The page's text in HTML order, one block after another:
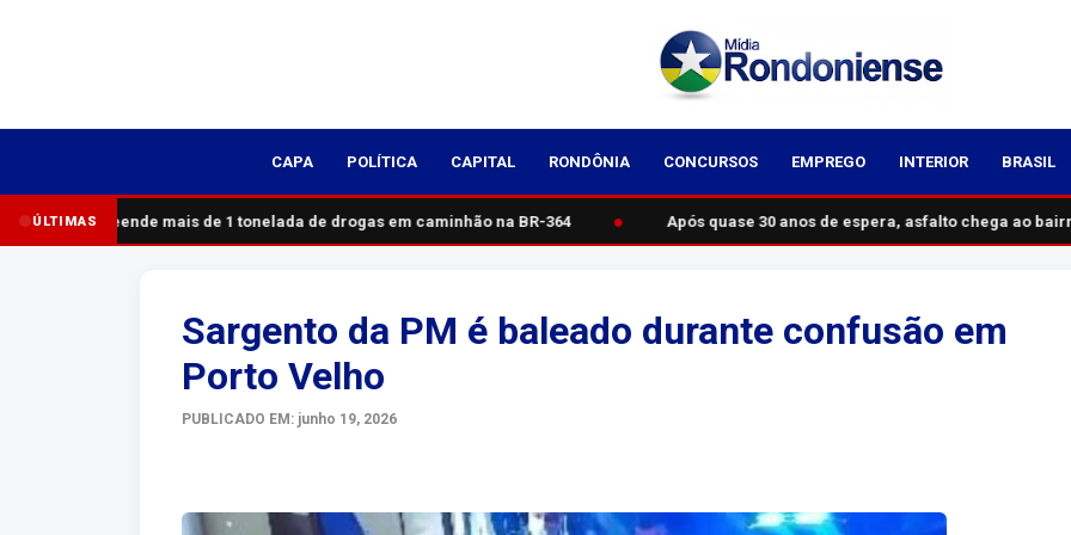
CAPA POLÍTICA CAPITAL RONDÔNIA CONCURSOS EMPREGO INTERIOR BRASIL
ÚLTIMAS
PRF apreende mais de 1 tonelada de drogas em caminhão na BR-364 Após quase 30 anos de espera, asfalto chega ao
Sargento da PM é baleado durante confusão em
Porto Velho
PUBLICADO EM: junho 19, 2026